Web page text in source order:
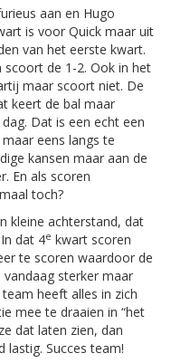
aan en Hugo
is voor Quick maar uit
van het eerste kwart.
de 1-2. Ook in het
maar scoort niet. De
keert de bal maar
Dat is een echt een
eens langs te
kansen maar aan de
En als scoren
toch?
kleine achterstand, dat
dat 4e kwart scoren
te scoren waardoor de
vandaag sterker maar
heeft alles in zich
mee te draaien in “het
dat laten zien, dan
lastig. Succes team!